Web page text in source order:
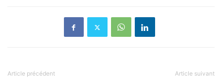
Article précédent Article suivant